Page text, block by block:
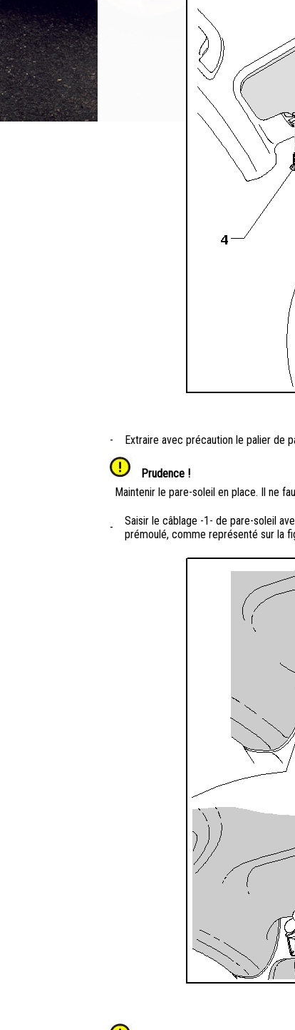
- Extraire avec précaution le palier de
Prudence !
Maintenir le pare-soleil en place. Il ne
-
Saisir le câblage -1- de pare-soleil
prémoulé, comme représenté sur la